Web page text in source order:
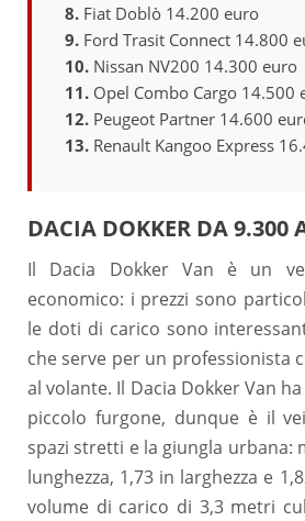
Fiat Doblò 14.200 euro
Ford Trasit Connect 14.800
Nissan NV200 14.300 euro
Opel Combo Cargo 14.500
Peugeot Partner 14.600
Renault Kangoo Express
DACIA DOKKER DA 9.300
Il Dacia Dokker Van è un
economico: i prezzi sono
le doti di carico sono
che serve per un professionista
al volante. Il Dacia Dokker Van
piccolo furgone, dunque è il
spazi stretti e la giungla urbana:
lunghezza, 1,73 in larghezza e
volume di carico di 3,3 metri